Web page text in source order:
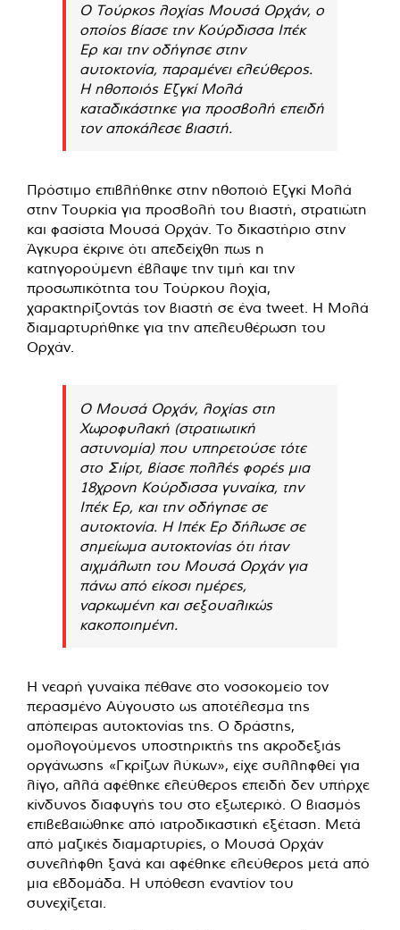
Ο Τούρκος λοχίας Μουσά Ορχάν, ο
οποίος βίασε την Κούρδισσα Ιπέκ
Ερ και την οδήγησε στην
αυτοκτονία, παραμένει ελεύθερος.
Η ηθοποιός Εζγκί Μολά
καταδικάστηκε για προσβολή επειδή
τον αποκάλεσε βιαστή.
Πρόστιμο επιβλήθηκε στην ηθοποιό Εζγκί Μολά
στην Τουρκία για προσβολή του βιαστή, στρατιώτη
και φασίστα Μουσά Ορχάν. Το δικαστήριο στην
Άγκυρα έκρινε ότι απεδείχθη πως η
κατηγορούμενη έβλαψε την τιμή και την
προσωπικότητα του Τούρκου λοχία,
χαρακτηρίζοντάς τον βιαστή σε ένα tweet. Η Μολά
διαμαρτυρήθηκε για την απελευθέρωση του
Ορχάν.
Ο Μουσά Ορχάν, λοχίας στη
Χωροφυλακή (στρατιωτική
αστυνομία) που υπηρετούσε τότε
στο Σιίρτ, βίασε πολλές φορές μια
18χρονη Κούρδισσα γυναίκα, την
Ιπέκ Ερ, και την οδήγησε σε
αυτοκτονία. Η Ιπέκ Ερ δήλωσε σε
σημείωμα αυτοκτονίας ότι ήταν
αιχμάλωτη του Μουσά Ορχάν για
πάνω από είκοσι ημέρες,
ναρκωμένη και σεξουαλικώς
κακοποιημένη.
Η νεαρή γυναίκα πέθανε στο νοσοκομείο τον
περασμένο Αύγουστο ως αποτέλεσμα της
απόπειρας αυτοκτονίας της. Ο δράστης,
ομολογούμενος υποστηρικτής της ακροδεξιάς
οργάνωσης «Γκρίζων λύκων», είχε συλληφθεί για
λίγο, αλλά αφέθηκε ελεύθερος επειδή δεν υπήρχε
κίνδυνος διαφυγής του στο εξωτερικό. Ο βιασμός
επιβεβαιώθηκε από ιατροδικαστική εξέταση. Μετά
από μαζικές διαμαρτυρίες, ο Μουσά Ορχάν
συνελήφθη ξανά και αφέθηκε ελεύθερος μετά από
μια εβδομάδα. Η υπόθεση εναντίον του
συνεχίζεται.